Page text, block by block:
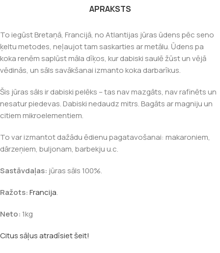
APRAKSTS
To iegūst Bretaņā, Francijā, no Atlantijas jūras ūdens pēc seno
ķeltu metodes, neļaujot tam saskarties ar metālu. Ūdens pa
koka renēm saplūst māla dīķos, kur dabiski saulē žūst un vējā
vēdinās, un sāls savākšanai izmanto koka darbarīkus.
Šis jūras sāls ir dabiski pelēks – tas nav mazgāts, nav rafinēts un
nesatur piedevas. Dabiski nedaudz mitrs. Bagāts ar magniju un
citiem mikroelementiem.
To var izmantot dažādu ēdienu pagatavošanai: makaroniem,
dārzeņiem, buljonam, barbekju u.c.
Sastāvdaļas: jūras sāls 100%.
Ražots:Francija.
Neto: 1kg
Citus sāļus atradīsiet šeit!